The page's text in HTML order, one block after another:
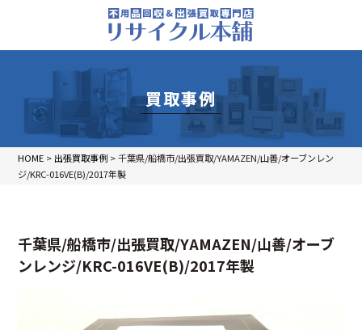
買取事例
HOME > 出張買取事例 >千葉県/船橋市/出張買取/YAMAZEN/山善/オーブンレン
ジ/KRC-016VE(B)/2017年製
千葉県/船橋市/出張買取/YAMAZEN/山善/オーブ
ンレンジ/KRC-016VE(B)/2017年製